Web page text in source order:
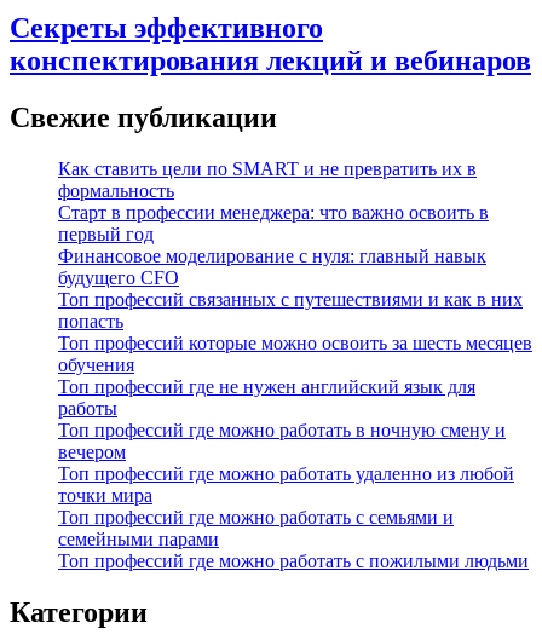
Секреты эффективного
конспектирования лекций и вебинаров
Свежие публикации
Как ставить цели по SMART и не превратить их в
формальность
Старт в профессии менеджера: что важно освоить в
первый год
Финансовое моделирование с нуля: главный навык
будущего CFO
Топ профессий связанных с путешествиями и как в них
попасть
Топ профессий которые можно освоить за шесть месяцев
обучения
Топ профессий где не нужен английский язык для
работы
Топ профессий где можно работать в ночную смену и
вечером
Топ профессий где можно работать удаленно из любой
точки мира
Топ профессий где можно работать с семьями и
семейными парами
Топ профессий где можно работать с пожилыми людьми
Категории